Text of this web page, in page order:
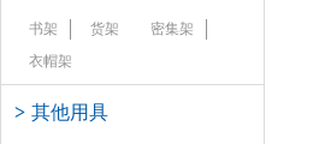
书架 货架
密集架
衣帽架
> 其他用具